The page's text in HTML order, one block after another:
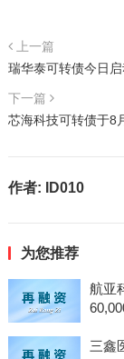
上一篇
瑞华泰可转债今日
下一篇
芯海科技可转债于8
作者: ID010
为您推荐
航亚
三鑫